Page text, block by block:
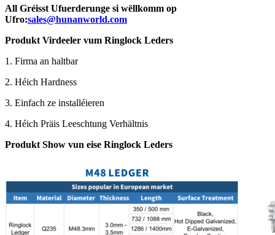
All Gréisst Ufuerderunge si wëllkomm op
Ufro:sales@hunanworld.com
Produkt Virdeeler vum Ringlock Leders
1. Firma an haltbar
2. Héich Hardness
3. Einfach ze installéieren
4. Héich Präis Leeschtung Verhältnis
Produkt Show vun eise Ringlock Leders